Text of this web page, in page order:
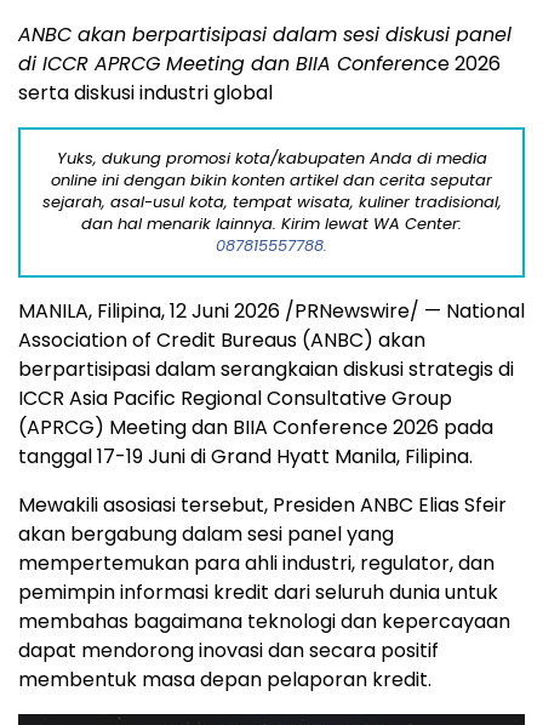
ANBC akan berpartisipasi dalam sesi diskusi panel
di ICCR APRCG Meeting dan BIIA Conference 2026
serta diskusi industri global
Yuks, dukung promosi kota/kabupaten Anda di media
online ini dengan bikin konten artikel dan cerita seputar
sejarah, asal-usul kota, tempat wisata, kuliner tradisional,
dan hal menarik lainnya. Kirim lewat WA Center:
087815557788.
MANILA, Filipina,12 Juni 2026 /PRNewswire/ — National
Association of Credit Bureaus (ANBC) akan
berpartisipasi dalam serangkaian diskusi strategis di
ICCR Asia Pacific Regional Consultative Group
(APRCG) Meeting dan BIIA Conference 2026 pada
tanggal 17-19 Juni di Grand Hyatt Manila, Filipina.
Mewakili asosiasi tersebut, Presiden ANBC Elias Sfeir
akan bergabung dalam sesi panel yang
mempertemukan para ahli industri, regulator, dan
pemimpin informasi kredit dari seluruh dunia untuk
membahas bagaimana teknologi dan kepercayaan
dapat mendorong inovasi dan secara positif
membentuk masa depan pelaporan kredit.